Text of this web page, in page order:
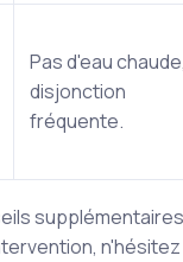
Pas d'eau chaude,
disjonction
fréquente.